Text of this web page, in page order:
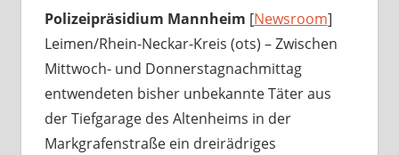
Polizeipräsidium Mannheim [Newsroom]
Leimen/Rhein-Neckar-Kreis (ots) – Zwischen
Mittwoch- und Donnerstagnachmittag
entwendeten bisher unbekannte Täter aus
der Tiefgarage des Altenheims in der
Markgrafenstraße ein dreirädriges